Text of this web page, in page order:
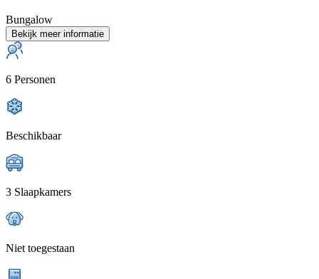
Bungalow
Bekijk meer informatie
6 Personen
Beschikbaar
3 Slaapkamers
Niet toegestaan